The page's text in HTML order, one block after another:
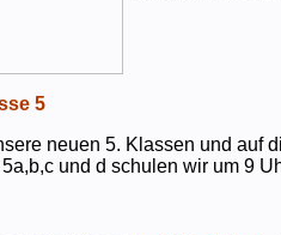
5
neuen 5. Klassen und auf
und d schulen wir um 9